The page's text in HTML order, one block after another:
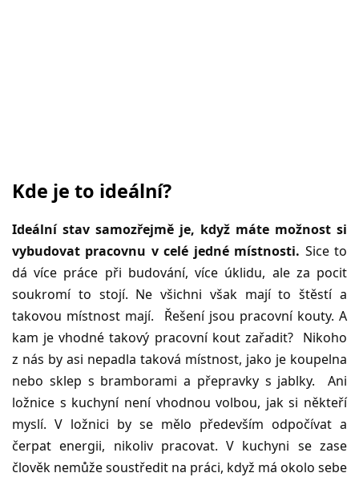
Kde je to ideální?
Ideální stav samozřejmě je, když máte možnost si
vybudovat pracovnu v celé jedné místnosti. Sice to
dá více práce při budování, více úklidu, ale za pocit
soukromí to stojí. Ne všichni však mají to štěstí a
takovou místnost mají. Řešení jsou pracovní kouty. A
kam je vhodné takový pracovní kout zařadit? Nikoho
z nás by asi nepadla taková místnost, jako je koupelna
nebo sklep s bramborami a přepravky s jablky. Ani
ložnice s kuchyní není vhodnou volbou, jak si někteří
myslí. V ložnici by se mělo především odpočívat a
čerpat energii, nikoliv pracovat. V kuchyni se zase
člověk nemůže soustředit na práci, když má okolo sebe